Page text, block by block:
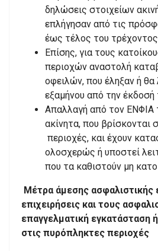
δηλώσεις στοιχείων
επλήγησαν από τις
έως τέλος του
Επίσης, για τους
περιοχών αναστολή
οφειλών, που έληξαν ή θα
εξαμήνου από την έκδοσή
Απαλλαγή από τον ΕΝΦΙΑ
ακίνητα, που βρίσκονται
περιοχές, και έχουν
ολοσχερώς ή υποστεί
που τα καθιστούν μη
Μέτρα άμεσης ασφαλιστικής
επιχειρήσεις και τους
επαγγελματική εγκατάσταση
στις πυρόπληκτες περιοχές